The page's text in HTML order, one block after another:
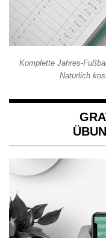
Komplette Jahres-
Natürlich